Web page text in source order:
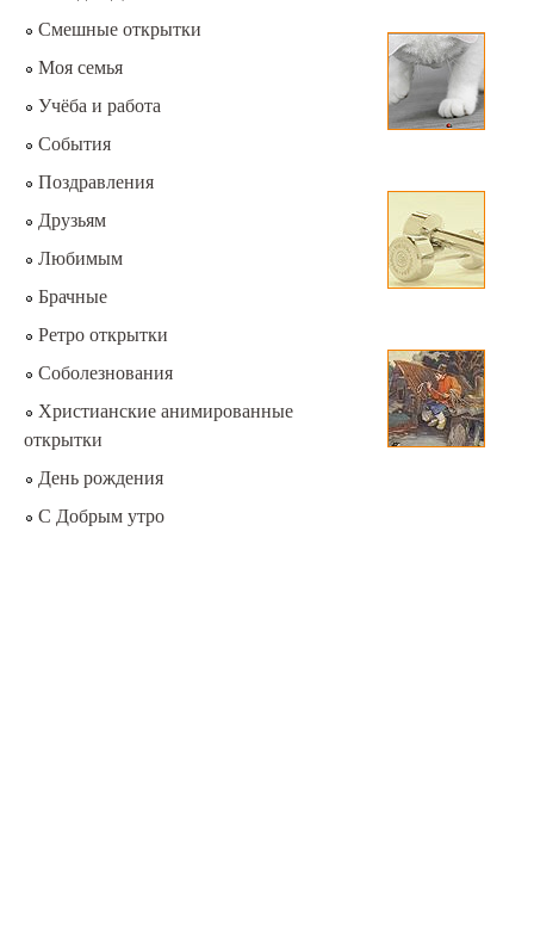
Смешные открытки
Моя семья
Учёба и работа
События
Поздравления
Друзьям
Любимым
Брачные
Ретро открытки
Соболезнования
Христианские анимированные
открытки
День рождения
С Добрым утро